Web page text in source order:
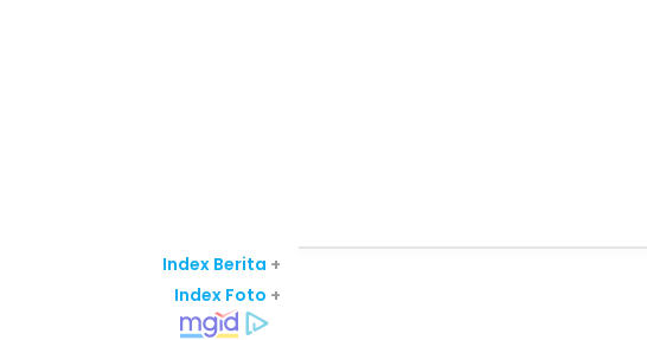
Index Berita +
Index Foto +